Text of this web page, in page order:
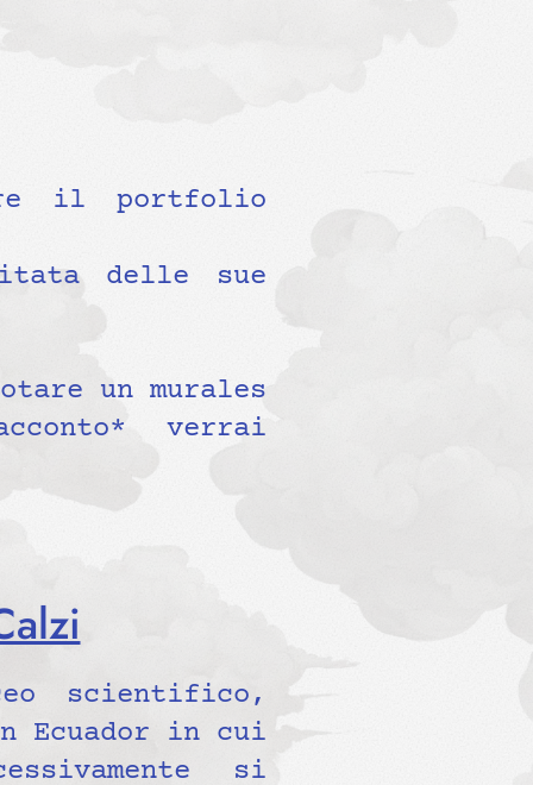
il portfolio
delle sue
un murales
verrai
scientifico,
Ecuador in cui
si